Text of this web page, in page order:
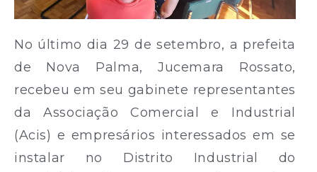
No último dia 29 de setembro, a prefeita
de Nova Palma, Jucemara Rossato,
recebeu em seu gabinete representantes
da Associação Comercial e Industrial
(Acis) e empresários interessados em se
instalar no Distrito Industrial do